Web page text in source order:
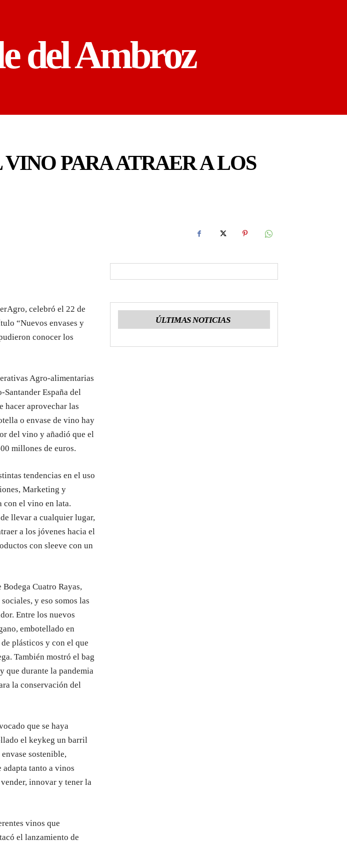
del Ambroz
PARA ATRAER A LOS
celebró el 22 de
“Nuevos envases y
conocer los
Agro-alimentarias
España del
hacer aprovechar las
o envase de vino hay
del vino y añadió que el
millones de euros.
tendencias en el uso
Marketing y
con el vino en lata.
llevar a cualquier lugar,
a los jóvenes hacia el
con sleeve con un
Cuatro Rayas,
y eso somos las
Entre los nuevos
embotellado en
plásticos y con el que
También mostró el bag
que durante la pandemia
la conservación del
que se haya
el keykeg un barril
sostenible,
tanto a vinos
innovar y tener la
vinos que
el lanzamiento de
ÚLTIMAS NOTICIAS